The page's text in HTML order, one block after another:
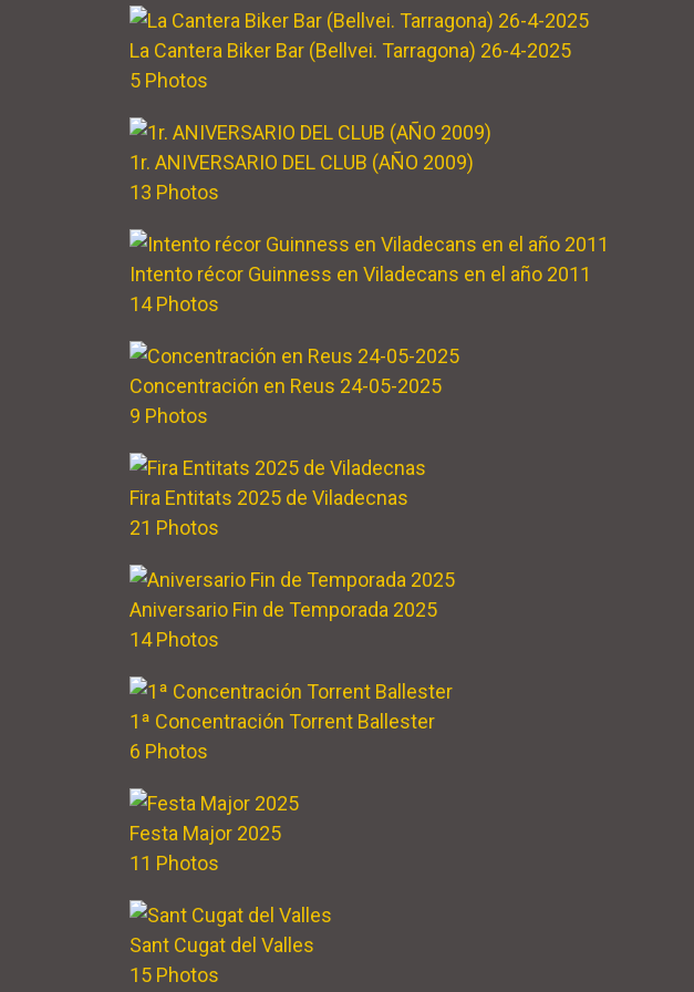
La Cantera Biker Bar (Bellvei. Tarragona) 26-4-2025
5 Photos
1r. ANIVERSARIO DEL CLUB (AÑO 2009)
13 Photos
Intento récor Guinness en Viladecans en el año 2011
14 Photos
Concentración en Reus 24-05-2025
9 Photos
Fira Entitats 2025 de Viladecnas
21 Photos
Aniversario Fin de Temporada 2025
14 Photos
1ª Concentración Torrent Ballester
6 Photos
Festa Major 2025
11 Photos
Sant Cugat del Valles
15 Photos